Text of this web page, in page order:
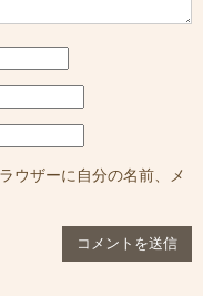
ウザーに自分の名前、メ